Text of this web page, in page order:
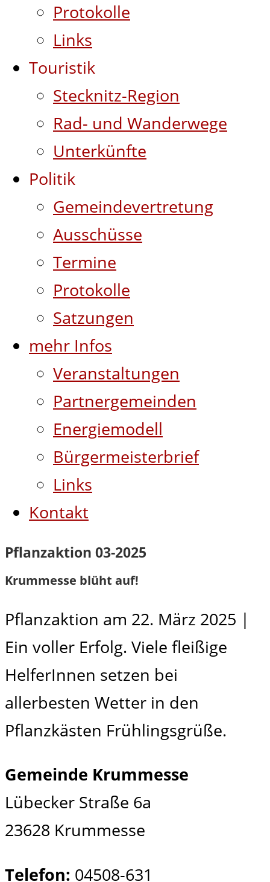
Protokolle
Links
Touristik
Stecknitz-Region
Rad- und Wanderwege
Unterkünfte
Politik
Gemeindevertretung
Ausschüsse
Termine
Protokolle
Satzungen
mehr Infos
Veranstaltungen
Partnergemeinden
Energiemodell
Bürgermeisterbrief
Links
Kontakt
Pflanzaktion 03-2025
Krummesse blüht auf!
Pflanzaktion am 22. März 2025 |
Ein voller Erfolg. Viele fleißige
HelferInnen setzen bei
allerbesten Wetter in den
Pflanzkästen Frühlingsgrüße.
Gemeinde Krummesse
Lübecker Straße 6a
23628 Krummesse
Telefon: 04508-631